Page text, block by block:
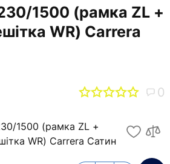
1500 (рамка ZL +
WR) Carrera
0
1500 (рамка ZL +
WR) Carrera Сатин